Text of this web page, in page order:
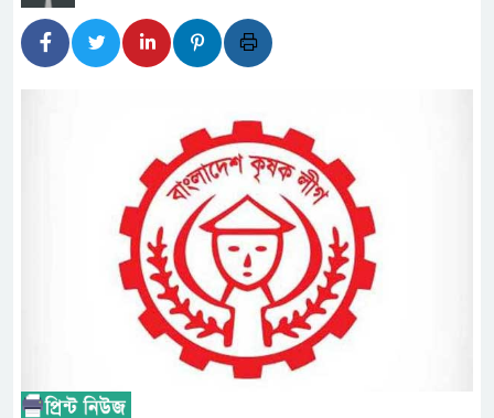
আত-তানযীল ইনস্টিটিউট
পর্দাপন উপলক্ষে আলোচনা সভা ও
ফ্যাসিবাদবিরোধী আন্দোলনে
নিরপেক্ষ ও বিশ্বাসযোগ্য : প্রধানমন্ত্রী
বাগেরহাট মেডিকেল
জুলাই স্মৃতি জাদুঘরের দুয়ার